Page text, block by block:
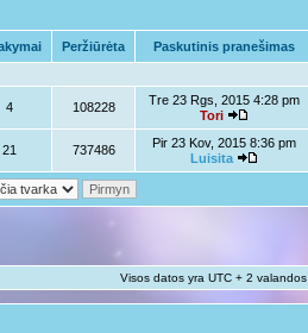
Peržiūrėta Paskutinis pranešimas
4 108228
Tre 23 Rgs, 2015 4:28 pm
Tori
21 737486
Pir 23 Kov, 2015 8:36 pm
Luisita
Visos datos yra UTC + 2 valandos